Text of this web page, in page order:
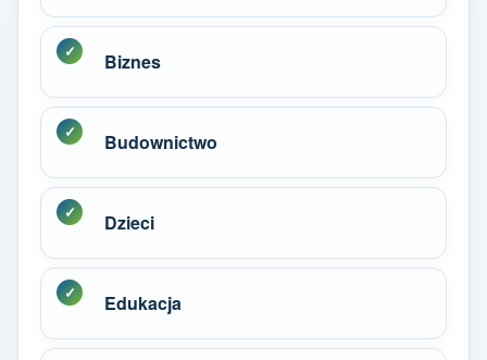
Biznes
Budownictwo
Dzieci
Edukacja